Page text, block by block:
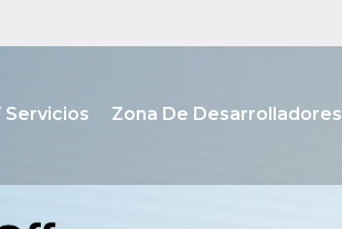
Servicios Zona De Desarrolladores